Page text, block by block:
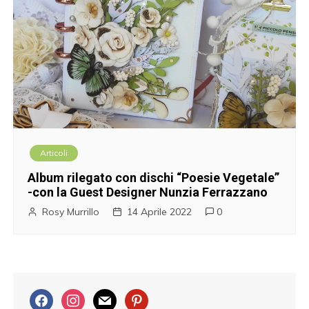
Articoli
Album rilegato con dischi “Poesie Vegetale”
-con la Guest Designer Nunzia Ferrazzano
Rosy Murrillo 14 Aprile 2022 0
f
i
m
p